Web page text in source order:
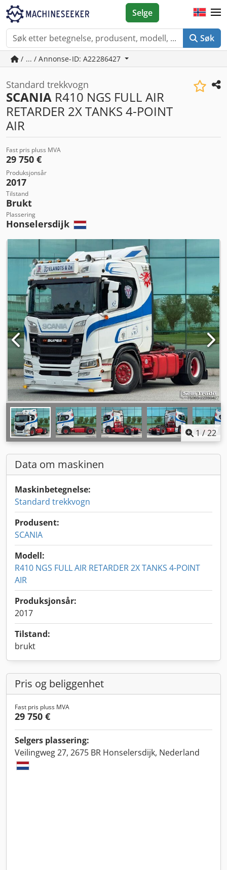
Søk
Selge
/ ... / Annonse-ID: A22286427
Standard trekkvogn
SCANIA R410 NGS FULL AIR
RETARDER 2X TANKS 4-POINT
AIR
Fast pris pluss MVA
29 750 €
Produksjonsår
2017
Tilstand
Brukt
Plassering
Honselersdijk
1 /22
Data om maskinen
Maskinbetegnelse:
Standard trekkvogn
Produsent:
SCANIA
Modell:
R410 NGS FULL AIR RETARDER 2X TANKS 4-POINT
AIR
Produksjonsår:
2017
Tilstand:
brukt
Pris og beliggenhet
Fast pris pluss MVA
29 750 €
Selgers plassering:
Veilingweg 27, 2675 BR Honselersdijk, Nederland